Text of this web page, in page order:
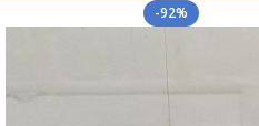
-92%